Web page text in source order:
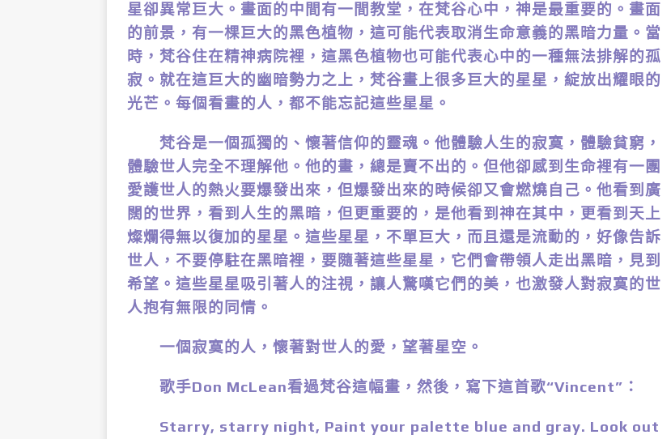
星卻異常巨大。畫面的中間有一間教堂，在梵谷心中，神是最重要的。畫面
的前景，有一棵巨大的黑色植物，這可能代表取消生命意義的黑暗力量。當
時，梵谷住在精神病院裡，這黑色植物也可能代表心中的一種無法排解的孤
寂。就在這巨大的幽暗勢力之上，梵谷畫上很多巨大的星星，綻放出耀眼的
光芒。每個看畫的人，都不能忘記這些星星。
梵谷是一個孤獨的、懷著信仰的靈魂。他體驗人生的寂寞，體驗貧窮，
體驗世人完全不理解他。他的畫，總是賣不出的。但他卻感到生命裡有一團
愛護世人的熱火要爆發出來，但爆發出來的時候卻又會燃燒自己。他看到廣
闊的世界，看到人生的黑暗，但更重要的，是他看到神在其中，更看到天上
燦爛得無以復加的星星。這些星星，不單巨大，而且還是流動的，好像告訴
世人，不要停駐在黑暗裡，要隨著這些星星，它們會帶領人走出黑暗，見到
希望。這些星星吸引著人的注視，讓人驚嘆它們的美，也激發人對寂寞的世
人抱有無限的同情。
一個寂寞的人，懷著對世人的愛，望著星空。
歌手Don McLean看過梵谷這幅畫，然後，寫下這首歌“Vincent”：
Starry, starry night, Paint your palette blue and gray. Look out